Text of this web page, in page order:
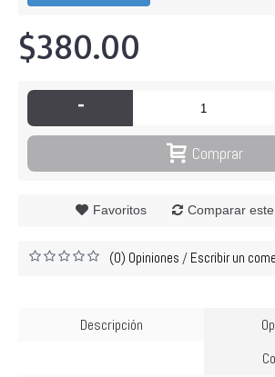
$380.00
-
Comprar
Favoritos Comparar
(0) Opiniones / Escribir un
Descripción